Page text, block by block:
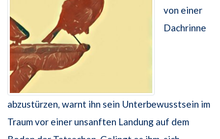
von einer
Dachrinne
abzustürzen, warnt ihn sein Unterbewusstsein im
Traum vor einer unsanften Landung auf dem